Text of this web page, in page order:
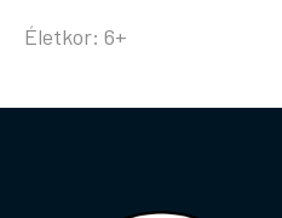
Életkor: 6+